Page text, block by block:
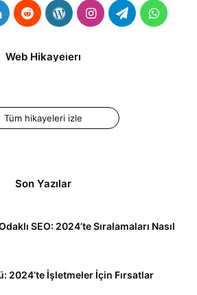
LinkedInReddit WordPress
InstagramTelegram
Web Hikayeleriİnstagram Reels
Süresi Kaç Dakika?
Tüm hikayeleri izle
Son Yazılar
SEO: 2024’te Sıralamaları Nasıl
2024’te İşletmeler İçin Fırsatlar